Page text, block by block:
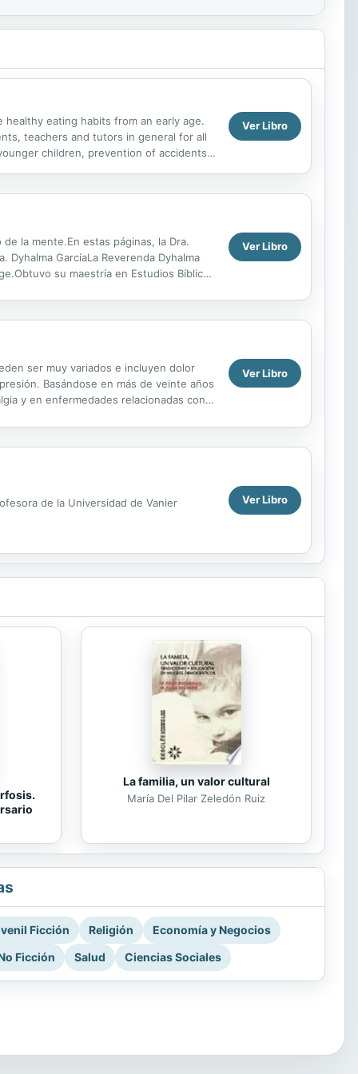
eating habits from an early age.
teachers and tutors in general for all
children, prevention of accidents
Ver Libro
la mente.En estas páginas, la Dra.
GarcíaLa Reverenda Dyhalma
su maestría en Estudios Bíblicos
Ver Libro
ser muy variados e incluyen dolor
Basándose en más de veinte años
y en enfermedades relacionadas con
Ver Libro
de la Universidad de Vanier Ver Libro
La familia, un valor cultural
María Del Pilar Zeledón Ruiz
Ficción Religión
Economía y Negocios
Ficción
Salud Ciencias Sociales